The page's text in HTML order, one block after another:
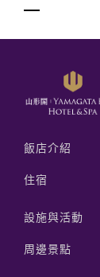
飯店介紹
住宿
設施與活動
周邊景點